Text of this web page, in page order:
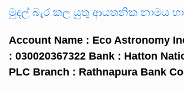
මුදල් බැර කල යුතු ආයතනික නාමය
Account Name : Eco Astronomy
: 030020367322 Bank : Hatton
PLC Branch : Rathnapura Bank